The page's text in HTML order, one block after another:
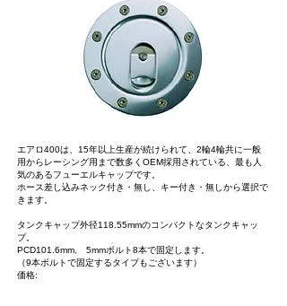
エアロ400は、15年以上生産が続けられて、2輪4輪共に一般
用からレーシング用まで数多くOEM採用されている、最も人
気のあるフューエルキャップです。
ホース差し込みネック付き・無し、キー付き・無しから選択で
きます。
タンクキャップ外径118.55mmのコンパクトなタンクキャッ
プ。
PCD101.6mm, 5mmボルト8本で固定します。
（9本ボルトで固定するタイプもございます）
価格: